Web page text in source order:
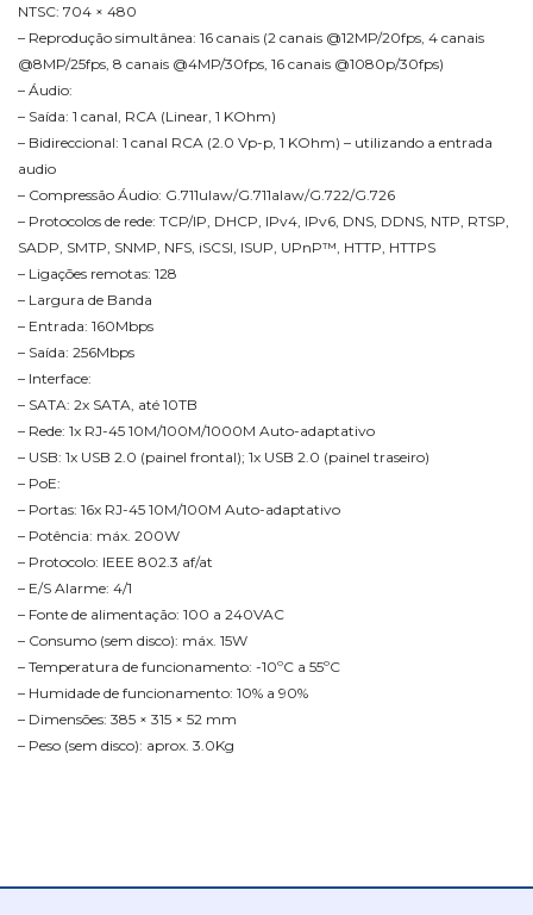
NTSC: 704 × 480
– Reprodução simultânea: 16 canais (2 canais @12MP/20fps, 4 canais
@8MP/25fps, 8 canais @4MP/30fps, 16 canais @1080p/30fps)
– Áudio:
– Saída: 1 canal, RCA (Linear, 1 KOhm)
– Bidireccional: 1 canal RCA (2.0 Vp-p, 1 KOhm) – utilizando a entrada
audio
– Compressão Áudio: G.711ulaw/G.711alaw/G.722/G.726
– Protocolos de rede: TCP/IP, DHCP, IPv4, IPv6, DNS, DDNS, NTP, RTSP,
SADP, SMTP, SNMP, NFS, iSCSI, ISUP, UPnP™, HTTP, HTTPS
– Ligações remotas: 128
– Largura de Banda
– Entrada: 160Mbps
– Saída: 256Mbps
– Interface:
– SATA: 2x SATA, até 10TB
– Rede: 1x RJ-45 10M/100M/1000M Auto-adaptativo
– USB: 1x USB 2.0 (painel frontal); 1x USB 2.0 (painel traseiro)
– PoE:
– Portas: 16x RJ-45 10M/100M Auto-adaptativo
– Potência: máx. 200W
– Protocolo: IEEE 802.3 af/at
– E/S Alarme: 4/1
– Fonte de alimentação: 100 a 240VAC
– Consumo (sem disco): máx. 15W
– Temperatura de funcionamento: -10ºC a 55ºC
– Humidade de funcionamento: 10% a 90%
– Dimensões: 385 × 315 × 52 mm
– Peso (sem disco): aprox. 3.0Kg